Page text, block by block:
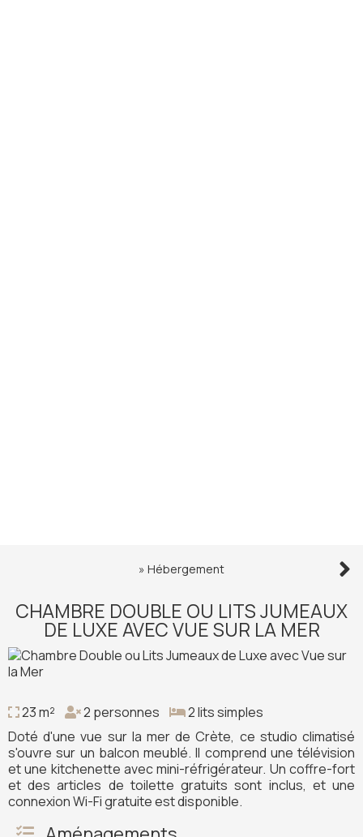
» Hébergement
CHAMBRE DOUBLE OU LITS JUMEAUX
DE LUXE AVEC VUE SUR LA MER
23 m² 2 personnes
2 lits simples
Doté d'une vue sur la mer de Crète, ce studio climatisé
s'ouvre sur un balcon meublé. Il comprend une télévision
et une kitchenette avec mini-réfrigérateur. Un coffre-fort
et des articles de toilette gratuits sont inclus, et une
connexion Wi-Fi gratuite est disponible.